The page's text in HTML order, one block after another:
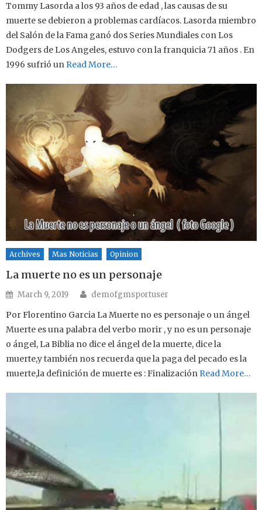
Tommy Lasorda a los 93 años de edad , las causas de su
muerte se debieron a problemas cardíacos. Lasorda miembro
del Salón de la Fama ganó dos Series Mundiales con Los
Dodgers de Los Angeles, estuvo con la franquicia 71 años . En
1996 sufrió un Read More…
Archives Mas Noticias Opinion
La muerte no es un personaje
Posted on
March 9, 2019 Author
demofgmsportuser
Por Florentino Garcia La Muerte no es personaje o un ángel
Muerte es una palabra del verbo morir , y no es un personaje
o ángel, La Biblia no dice el ángel de la muerte, dice la
muerte,y también nos recuerda que la paga del pecado es la
muerte,la definición de muerte es : Finalización Read More…